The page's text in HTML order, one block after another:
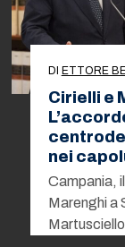
DI ETTORE
Cirielli e
nei
Campania,
Marenghi a